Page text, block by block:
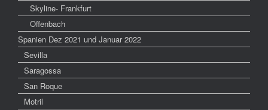
Skyline- Frankfurt
Offenbach
Spanien Dez 2021 und Januar 2022
Sevilla
Saragossa
San Roque
Motril